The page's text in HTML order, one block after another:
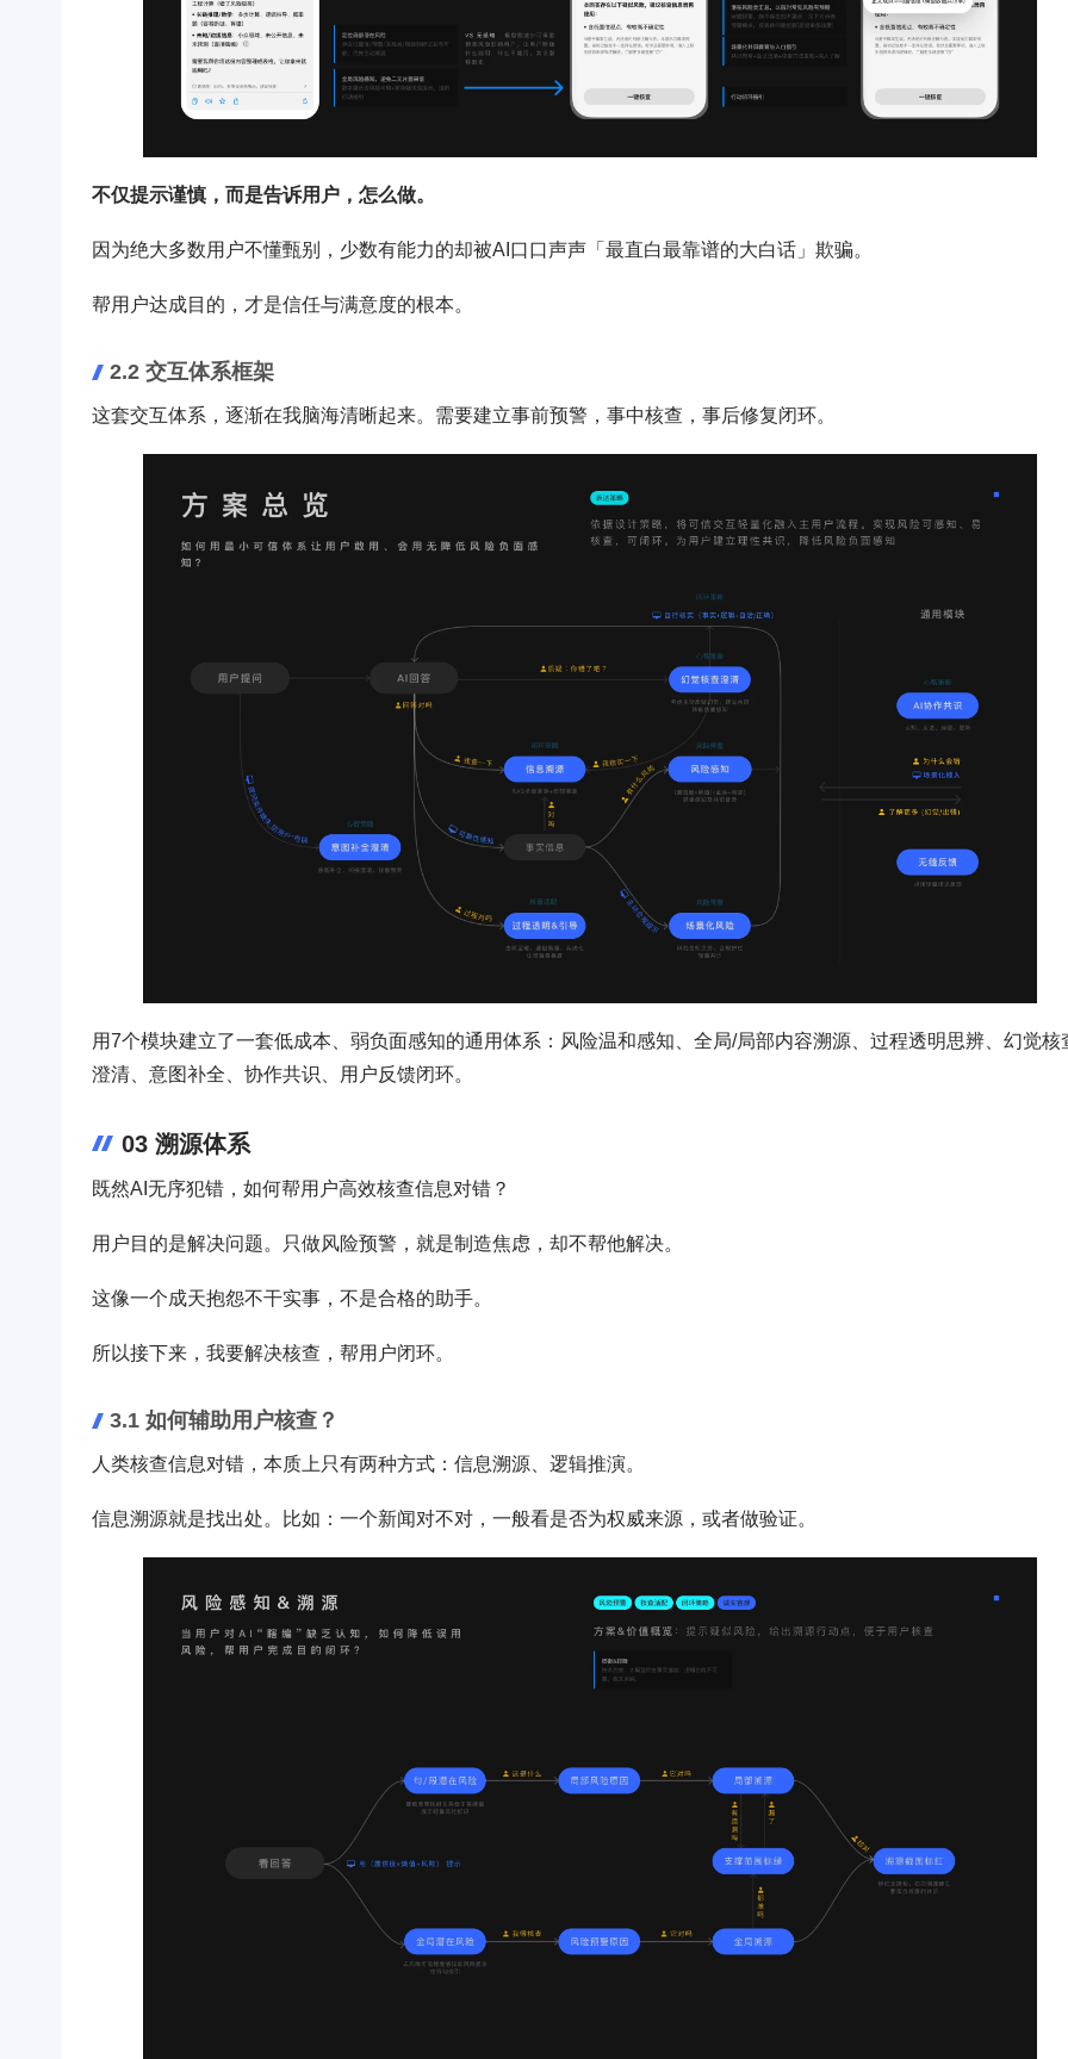
不仅提示谨慎，而是告诉用户，怎么做。
因为绝大多数用户不懂甄别，少数有能力的却被AI口口声声「最直白最靠谱的大白话」欺骗。
帮用户达成目的，才是信任与满意度的根本。
2.2 交互体系框架
这套交互体系，逐渐在我脑海清晰起来。需要建立事前预警，事中核查，事后修复闭环。
用7个模块建立了一套低成本、弱负面感知的通用体系：风险温和感知、全局/局部内容溯源、过程透明思辨、幻觉核
澄清、意图补全、协作共识、用户反馈闭环。
03 溯源体系
既然AI无序犯错，如何帮用户高效核查信息对错？
用户目的是解决问题。只做风险预警，就是制造焦虑，却不帮他解决。
这像一个成天抱怨不干实事，不是合格的助手。
所以接下来，我要解决核查，帮用户闭环。
3.1 如何辅助用户核查？
人类核查信息对错，本质上只有两种方式：信息溯源、逻辑推演。
信息溯源就是找出处。比如：一个新闻对不对，一般看是否为权威来源，或者做验证。